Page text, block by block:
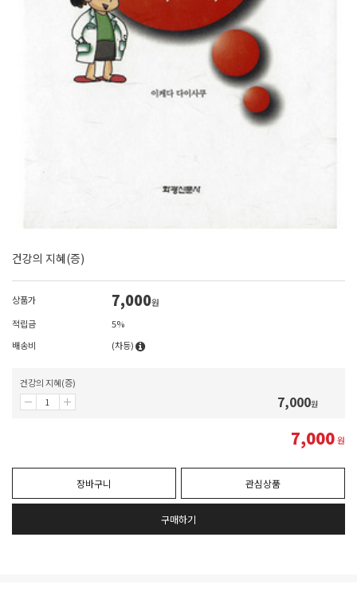
건강의 지혜(증)
상품가 7,000원
적립금
5%
배송비
(차등)
건강의 지혜(증)
7,000원
7,000원
장바구니 관심상품
구매하기